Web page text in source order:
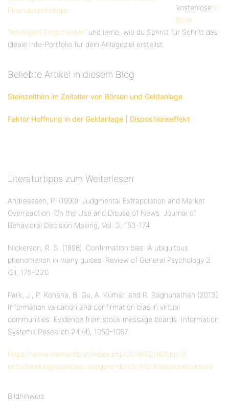
kostenlose E-
Book
“Intelligent Entscheiden” und lerne, wie du Schritt für Schritt das
ideale Info-Portfolio für dein Anlageziel erstellst.
Beliebte Artikel in diesem Blog
Steinzeithirn im Zeitalter von Börsen und Geldanlage
Faktor Hoffnung in der Geldanlage | Dispositionseffekt
Literaturtipps zum Weiterlesen
Andreassen, P. (1990): Judgmental Extrapolation and Market
Overreaction: On the Use and Disuse of News. Journal of
Behavioral Decision Making, Vol. 3, 153-174
Nickerson, R. S. (1998). Confirmation bias: A ubiquitous
phenomenon in many guises. Review of General Psychology 2
(2), 175–220.
Park, J., P. Konana, B. Gu, A. Kumar, and R. Raghunathan (2013).
Information valuation and confirmation bias in virtual
communities: Evidence from stock message boards. Information
Systems Research 24 (4), 1050–1067.
https://www.elementb.at/index.php/2018/02/16/tipp-3-
entscheidungsqualitaet-steigern-durch-informationsreduktion/
Bildhinweis